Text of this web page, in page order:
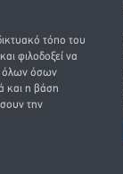
τόπο του
φιλοδοξεί να
όλων όσων
και η βάση
την